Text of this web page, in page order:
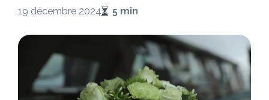
19 décembre 2024 5 min